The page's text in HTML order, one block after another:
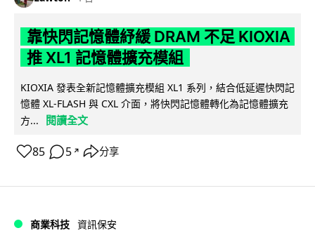
靠快閃記憶體紓緩 DRAM 不足 KIOXIA
推 XL1 記憶體擴充模組
KIOXIA 發表全新記憶體擴充模組 XL1 系列，結合低延遲快閃記
憶體 XL-FLASH 與 CXL 介面，將快閃記憶體轉化為記憶體擴充
方...
閱讀全文
85 5 ↗ 分享
商業科技 資訊保安